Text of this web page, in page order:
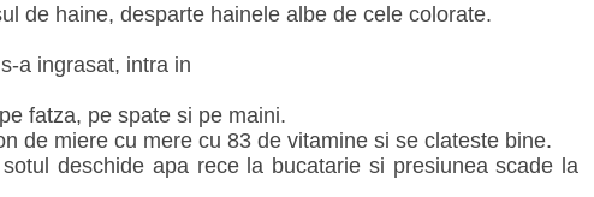
de haine, desparte hainele albe de cele colorate.
a ingrasat, intra in
fatza, pe spate si pe maini.
de miere cu mere cu 83 de vitamine si se clateste bine.
deschide apa rece la bucatarie si presiunea scade la